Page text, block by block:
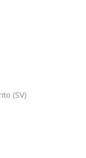
(SV)